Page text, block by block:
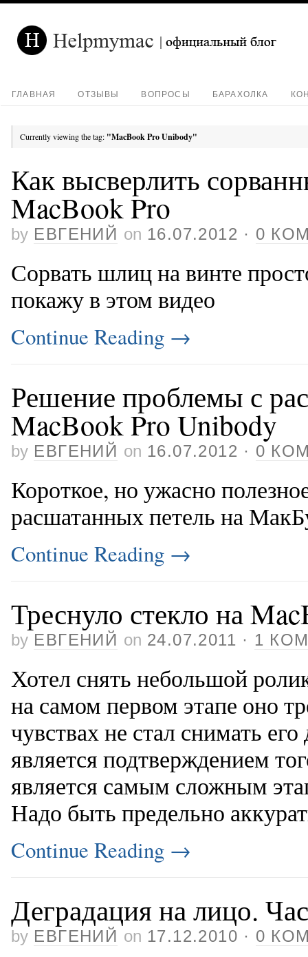
ГЛАВНАЯ ОТЗЫВЫ ВОПРОСЫ БАРАХОЛКА
Currently viewing the tag: "MacBook Pro Unibody"
Как высверлить
MacBook Pro
by ЕВГЕНИЙ on 16.07.2012 · 0
Сорвать шлиц на винте
покажу в этом видео
Continue Reading →
Решение проблемы с
MacBook Pro Unibody
by ЕВГЕНИЙ on 16.07.2012 · 0
Короткое, но ужасно
расшатанных петель на
Continue Reading →
Треснуло стекло на
by ЕВГЕНИЙ on 24.07.2011 · 1
Хотел снять небольшой
на самом первом этапе оно
чувствах не стал снимать
является подтверждением
является самым сложным
Надо быть предельно
Continue Reading →
Деградация на лицо.
by ЕВГЕНИЙ on 17.12.2010 · 0